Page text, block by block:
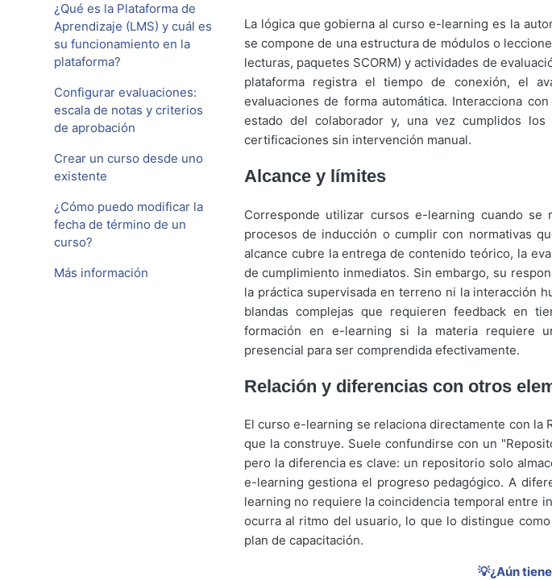
¿Qué es la Plataforma de
Aprendizaje (LMS) y cuál es
su funcionamiento en la
plataforma?
Configurar evaluaciones:
escala de notas y criterios
de aprobación
Crear un curso desde uno
existente
¿Cómo puedo modificar la
fecha de término de un
curso?
Más información
La lógica que gobierna al curso e-learning es la
se compone de una estructura de módulos o
lecturas, paquetes SCORM) y actividades de
plataforma registra el tiempo de conexión, el
evaluaciones de forma automática. Interacciona
estado del colaborador y, una vez cumplidos
certificaciones sin intervención manual.
Alcance y límites
Corresponde utilizar cursos e-learning cuando se
procesos de inducción o cumplir con normativas
alcance cubre la entrega de contenido teórico, la
de cumplimiento inmediatos. Sin embargo, su
la práctica supervisada en terreno ni la interacción
blandas complejas que requieren feedback en
formación en e-learning si la materia requiere
presencial para ser comprendida efectivamente.
Relación y diferencias con otros
El curso e-learning se relaciona directamente con la
que la construye. Suele confundirse con un
pero la diferencia es clave: un repositorio solo
e-learning gestiona el progreso pedagógico. A
learning no requiere la coincidencia temporal entre
ocurra al ritmo del usuario, lo que lo distingue
plan de capacitación.
💡¿Aún